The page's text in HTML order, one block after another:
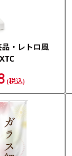
・レトロ風
(税込)